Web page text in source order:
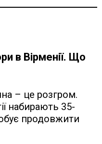
в Вірменії. Що
– це розгром.
набирають 35-
продовжити